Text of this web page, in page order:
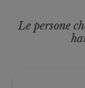
Le persone